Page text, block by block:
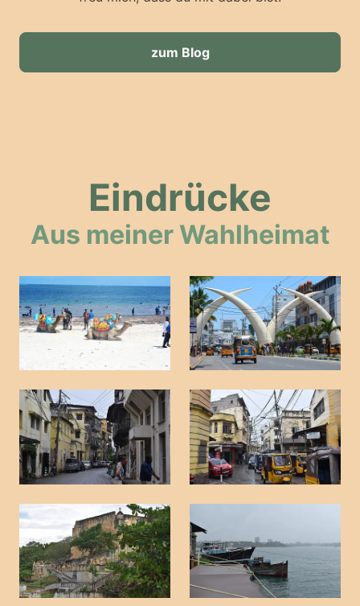
zum Blog
Eindrücke
Aus meiner Wahlheimat